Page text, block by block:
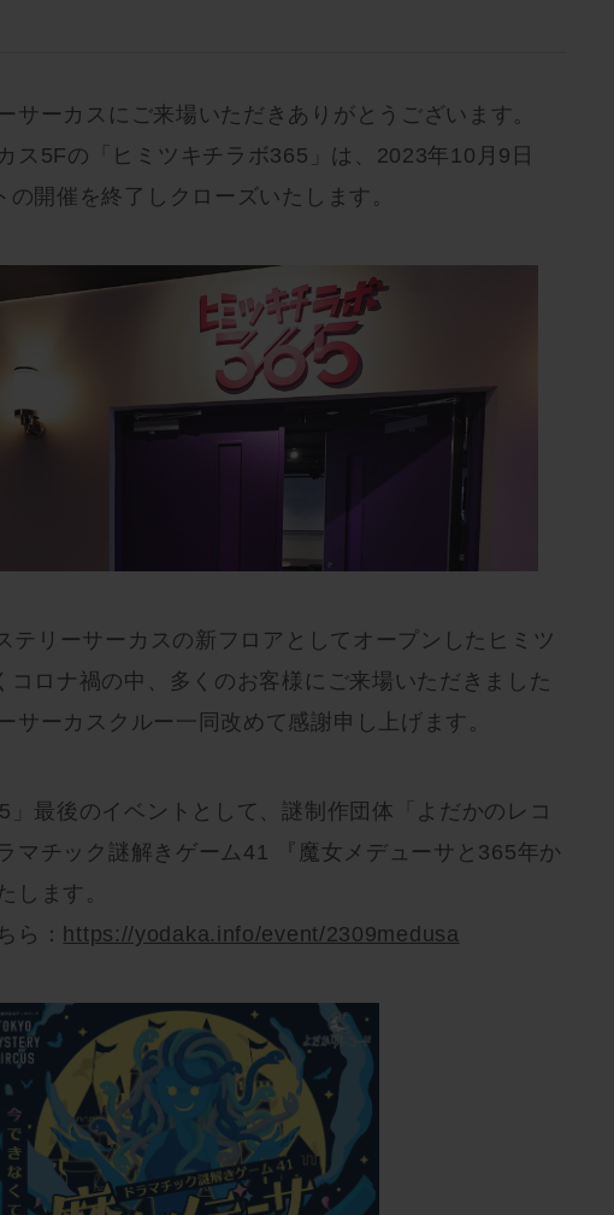
サーカスにご来場いただきありがとうございます。
ス5Fの「ヒミツキチラボ365」は、2023年10月9日
開催を終了しクローズいたします。
テリーサーカスの新フロアとしてオープンしたヒミツ
コロナ禍の中、多くのお客様にご来場いただきました
サーカスクルー一同改めて感謝申し上げます。
」最後のイベントとして、謎制作団体「よだかのレコ
マチック謎解きゲーム41 『魔女メデューサと365年か
します。
ら： https://yodaka.info/event/2309medusa